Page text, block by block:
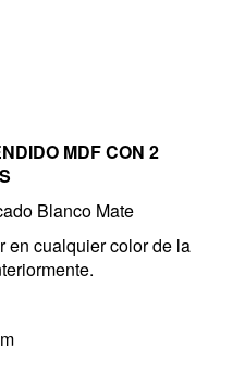
MDF CON 2
Blanco Mate
en cualquier color de la